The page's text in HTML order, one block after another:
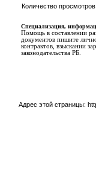
Количество
Специализация,
Помощь в составлении
документов пишите
контрактов, взыскании
законодательства РБ.
Адрес этой страницы: